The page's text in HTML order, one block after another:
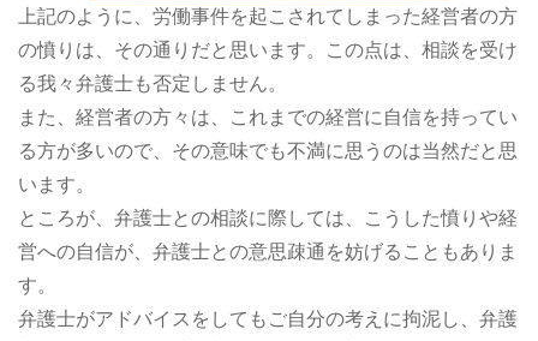
上記のように、労働事件を起こされてしまった経営者の方
の憤りは、その通りだと思います。この点は、相談を受け
る我々弁護士も否定しません。
また、経営者の方々は、これまでの経営に自信を持ってい
る方が多いので、その意味でも不満に思うのは当然だと思
います。
ところが、弁護士との相談に際しては、こうした憤りや経
営への自信が、弁護士との意思疎通を妨げることもありま
す。
弁護士がアドバイスをしてもご自分の考えに拘泥し、弁護